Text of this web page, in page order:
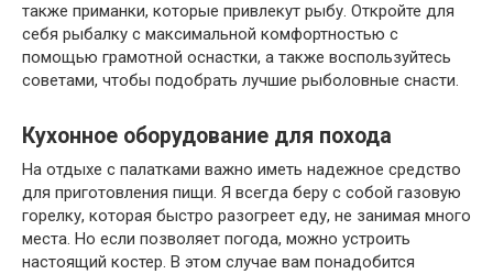
также приманки, которые привлекут рыбу. Откройте для
себя рыбалку с максимальной комфортностью с
помощью грамотной оснастки, а также воспользуйтесь
советами, чтобы подобрать лучшие рыболовные снасти.
Кухонное оборудование для похода
На отдыхе с палатками важно иметь надежное средство
для приготовления пищи. Я всегда беру с собой газовую
горелку, которая быстро разогреет еду, не занимая много
места. Но если позволяет погода, можно устроить
настоящий костер. В этом случае вам понадобится